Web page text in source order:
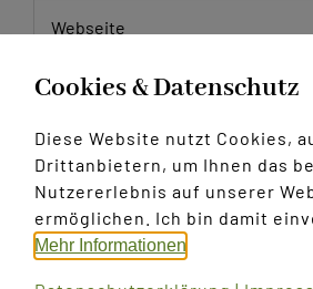
Meinen Namen, E-Mail und
Browser speichern, bis ich wieder
Cookies & Datenschutz
Diese Website nutzt Cookies,
Drittanbietern, um Ihnen das
Nutzererlebnis auf unserer
ermöglichen. Ich bin damit
Mehr Informationen